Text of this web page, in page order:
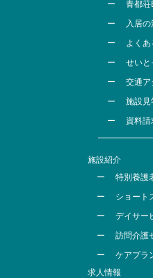
青都荘
入居
よくあ
せいと
交通ア
施設見
資料請
施設紹介
特別養護
ショート
デイサー
訪問介護
ケアプラ
求人情報